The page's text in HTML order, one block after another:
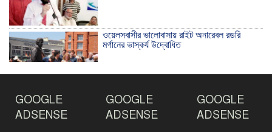
ওয়েলসবাসীর ভালোবাসায় রাইট অনারেবল রডরি
মর্গানের ভাস্কর্য উদ্বোধিত
GOOGLE
ADSENSE
GOOGLE
ADSENSE
GOOGLE
ADSENSE